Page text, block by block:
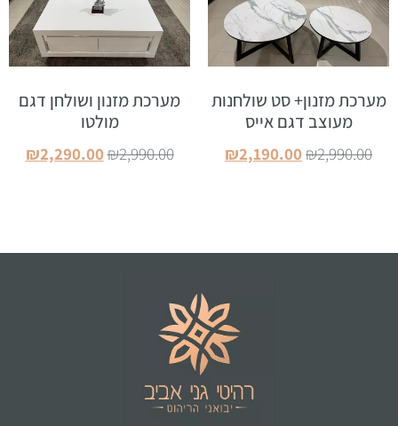
מערכת מזנון+ סט שולחנות
מעוצב דגם אייס
₪2,990.00
₪2,190.00
מערכת מזנון ושולחן דגם
מולטו
₪2,990.00
₪2,290.00